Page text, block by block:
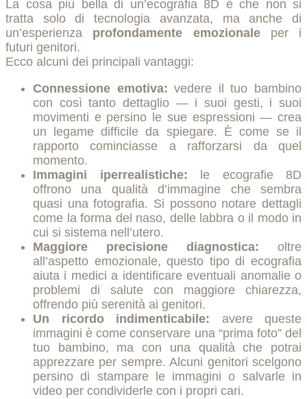
La cosa più bella di un’ecografia 8D è che non si
tratta solo di tecnologia avanzata, ma anche di
un’esperienza profondamente emozionaleper i
futuri genitori.
Ecco alcuni dei principali vantaggi:
Connessione emotiva: vedere il tuo bambino
con così tanto dettaglio — i suoi gesti, i suoi
movimenti e persino le sue espressioni — crea
un legame difficile da spiegare. È come se il
rapporto cominciasse a rafforzarsi da quel
momento.
Immagini iperrealistiche: le ecografie 8D
offrono una qualità d’immagine che sembra
quasi una fotografia. Si possono notare dettagli
come la forma del naso, delle labbra o il modo in
cui si sistema nell’utero.
Maggiore precisione diagnostica: oltre
all’aspetto emozionale, questo tipo di ecografia
aiuta i medici a identificare eventuali anomalie o
problemi di salute con maggiore chiarezza,
offrendo più serenità ai genitori.
Un ricordo indimenticabile: avere queste
immagini è come conservare una “prima foto” del
tuo bambino, ma con una qualità che potrai
apprezzare per sempre. Alcuni genitori scelgono
persino di stampare le immagini o salvarle in
video per condividerle con i propri cari.